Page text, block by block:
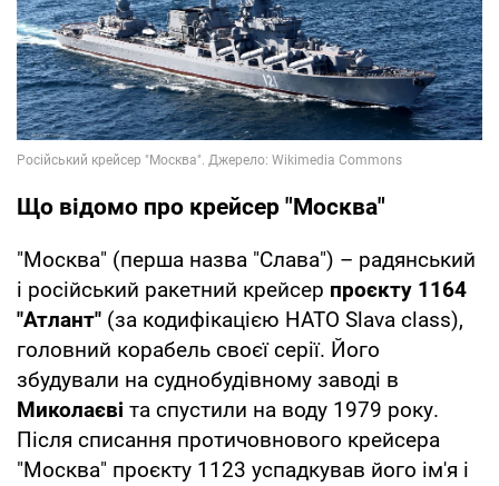
Що відомо про крейсер "Москва"
"Москва" (перша назва "Слава") – радянський
і російський ракетний крейсер проєкту 1164
"Атлант" (за кодифікацією НАТО Slava class),
головний корабель своєї серії. Його
збудували на суднобудівному заводі в
Миколаєві та спустили на воду 1979 року.
Після списання протичовнового крейсера
"Москва" проєкту 1123 успадкував його ім'я і